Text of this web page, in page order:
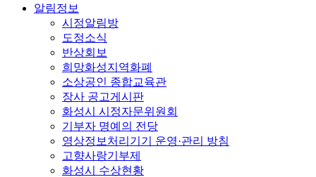
알림정보
시정알림방
도정소식
반상회보
희망화성지역화폐
소상공인 종합교육관
장사 공고게시판
화성시 시정자문위원회
기부자 명예의 전당
영상정보처리기기 운영·관리 방침
고향사랑기부제
화성시 수상현황